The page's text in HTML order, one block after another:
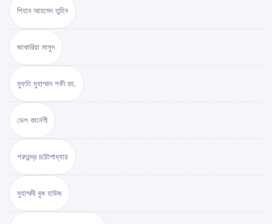
শিহাব আহমেদ তুহিন
জাকারিয়া মাসুদ
মুফতি মুহাম্মাদ শফী রহ.
ডেল কার্নেগী
শরৎচন্দ্র চট্টোপাধ্যায়
মুহাম্মদী বুক হাউজ